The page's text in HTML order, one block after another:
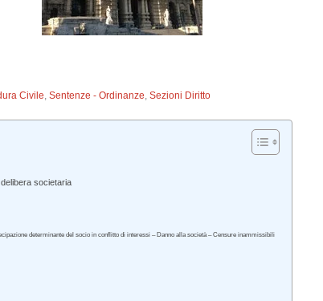
Civile,Sentenze - Ordinanze,Sezioni Diritto
societaria
determinante del socio in conflitto di interessi – Danno alla società – Censure inammissibili